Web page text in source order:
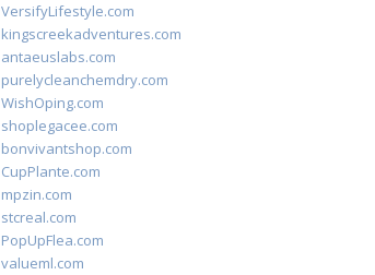
VersifyLifestyle.com
kingscreekadventures.com
antaeuslabs.com
purelycleanchemdry.com
WishOping.com
shoplegacee.com
bonvivantshop.com
CupPlante.com
mpzin.com
stcreal.com
PopUpFlea.com
valueml.com